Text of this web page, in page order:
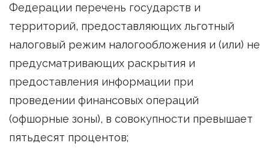
Федерации перечень государств и
территорий, предоставляющих льготный
налоговый режим налогообложения и (или) не
предусматривающих раскрытия и
предоставления информации при
проведении финансовых операций
(офшорные зоны), в совокупности превышает
пятьдесят процентов;